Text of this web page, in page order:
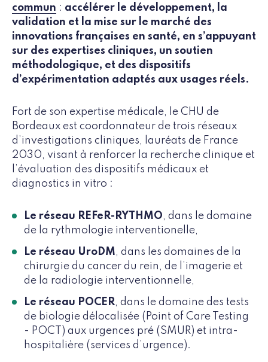
commun : accélérer le développement, la
validation et la mise sur le marché des
innovations françaises en santé, en s’appuyant
sur des expertises cliniques, un soutien
méthodologique, et des dispositifs
d’expérimentation adaptés aux usages réels.
Fort de son expertise médicale, le CHU de
Bordeaux est coordonnateur de trois réseaux
d’investigations cliniques, lauréats de France
2030, visant à renforcer la recherche clinique et
l’évaluation des dispositifs médicaux et
diagnostics in vitro :
Le réseau REFeR-RYTHMO, dans le domaine
de la rythmologie interventionelle,
Le réseau UroDM, dans les domaines de la
chirurgie du cancer du rein, de l’imagerie et
de la radiologie interventionnelle,
Le réseau POCER, dans le domaine des tests
de biologie délocalisée (Point of Care Testing
- POCT) aux urgences pré (SMUR) et intra-
hospitalière (services d’urgence).